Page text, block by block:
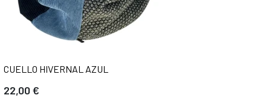
CUELLO HIVERNAL AZUL
22,00 €